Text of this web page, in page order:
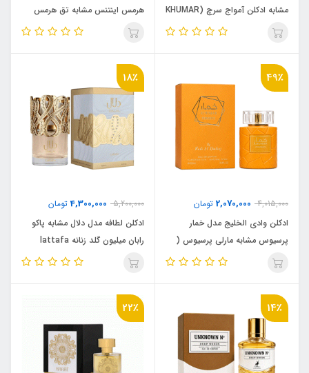
مشابه ادکلن آمواج سرچ (KHUMAR
SEARCH) Amouage Search
هرمس اینتنس مشابه تق هرمس
اینتنس وتیور (khumar Hermes
D’Hermes Eau Intense Vetiver
49٪
4,015,000
2,070,000 تومان
ادکلن وادی الخلیج مدل خمار
پرسیوس مشابه مارلی پرسیوس (
Luminous ViVid)Parfums de
18٪
5,200,000
4,300,000تومان
ادکلن لطافه مدل دلال مشابه پاکو
رابان میلیون گلد زنانه lattafa
dalal
14٪ 22٪